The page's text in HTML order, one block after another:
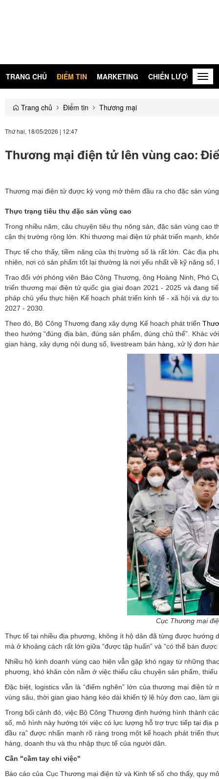
TRANG CHỦ ĐIỂM TIN MARKETING CHIẾN LƯỢC
Trang chủ Điểm tin Thương mại
Thứ hai, 18/05/2026 | 12:47
Thương mại điện tử lên vùng cao:
Thương mại điện tử được kỳ vọng mở thêm đầu ra cho đặc sản
Thực trạng tiêu thụ đặc sản vùng cao
Trong nhiều năm, câu chuyện tiêu thụ nông sản, đặc sản vùng
cận thị trường rộng lớn. Khi thương mại điện tử phát triển mạnh,
Thực tế cho thấy, tiềm năng của thị trường số là rất lớn. Các địa
nhiên, nơi có sản phẩm tốt lại thường là nơi yếu nhất về kỹ năng
Trao đổi với phóng viên Báo Công Thương, ông Hoàng Ninh, Phó
triển thương mại điện tử quốc gia giai đoạn 2021 - 2025 và đang
pháp chủ yếu thực hiện Kế hoạch phát triển kinh tế - xã hội và dự
2027 - 2030.
Theo đó, Bộ Công Thương đang xây dựng Kế hoạch phát triển
theo hướng “đúng địa bàn, đúng sản phẩm, đúng chủ thể”. Khác
gian hàng, xây dựng nội dung số, livestream bán hàng, xử lý đơn
Cục Thương mại
Thực tế tại nhiều địa phương, không ít hộ dân đã từng được hướng
mà ở khoảng cách rất lớn giữa “được tập huấn” và “có thể bán được
Nhiều hộ kinh doanh vùng cao hiện vẫn gặp khó ngay từ những
phương, khó khăn còn nằm ở việc thiếu câu chuyện sản phẩm,
Đặc biệt, logistics vẫn là “điểm nghẽn” lớn của thương mại điện
vùng sâu, thời gian giao hàng kéo dài khiến tỷ lệ hủy đơn cao, làm
Trong bối cảnh đó, việc Bộ Công Thương định hướng hình thành
số, mô hình này hướng tới việc có lực lượng hỗ trợ trực tiếp tại địa
đầu ra” được nhấn mạnh rõ ràng trong một kế hoạch phát triển
hàng, doanh thu và thu nhập thực tế của người dân.
Cần "cầm tay chỉ việc"
Báo cáo của Cục Thương mại điện tử và Kinh tế số cho thấy, quy